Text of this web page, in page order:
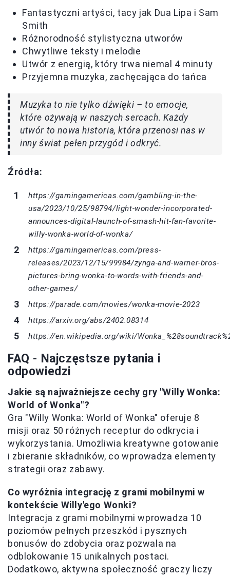
Fantastyczni artyści, tacy jak Dua Lipa i Sam
Smith
Różnorodność stylistyczna utworów
Chwytliwe teksty i melodie
Utwór z energią, który trwa niemal 4 minuty
Przyjemna muzyka, zachęcająca do tańca
Muzyka to nie tylko dźwięki – to emocje,
które ożywają w naszych sercach. Każdy
utwór to nowa historia, która przenosi nas w
inny świat pełen przygód i odkryć.
Źródła:
https://gamingamericas.com/gambling-in-the-
usa/2023/10/25/98794/light-wonder-incorporated-
announces-digital-launch-of-smash-hit-fan-favorite-
willy-wonka-world-of-wonka/
https://gamingamericas.com/press-
releases/2023/12/15/99984/zynga-and-warner-bros-
pictures-bring-wonka-to-words-with-friends-and-
other-games/
https://parade.com/movies/wonka-movie-2023
https://arxiv.org/abs/2402.08314
https://en.wikipedia.org/wiki/
FAQ - Najczęstsze pytania i
odpowiedzi
Jakie są najważniejsze cechy gry "Willy Wonka:
World of Wonka"?
Gra "Willy Wonka: World of Wonka" oferuje 8
misji oraz 50 różnych receptur do odkrycia i
wykorzystania. Umożliwia kreatywne gotowanie
i zbieranie składników, co wprowadza elementy
strategii oraz zabawy.
Co wyróżnia integrację z grami mobilnymi w
kontekście Willy'ego Wonki?
Integracja z grami mobilnymi wprowadza 10
poziomów pełnych przeszkód i pysznych
bonusów do zdobycia oraz pozwala na
odblokowanie 15 unikalnych postaci.
Dodatkowo, aktywna społeczność graczy liczy